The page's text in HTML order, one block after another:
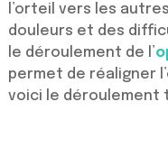
l’orteil vers les
douleurs et des
le déroulement de l’
permet de réaligner
voici le déroulement